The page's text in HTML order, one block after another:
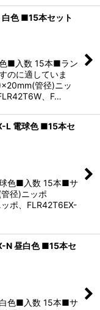
色 ■15本セット
■入数 15本■ラン
のに適していま
管径)ニッ
、F…
L 電球色 ■15本セ
色■入数 15本■サ
径)ニッポ
ポ、FLR42T6EX-
N 昼白色 ■15本セ
色■入数 15本■サ